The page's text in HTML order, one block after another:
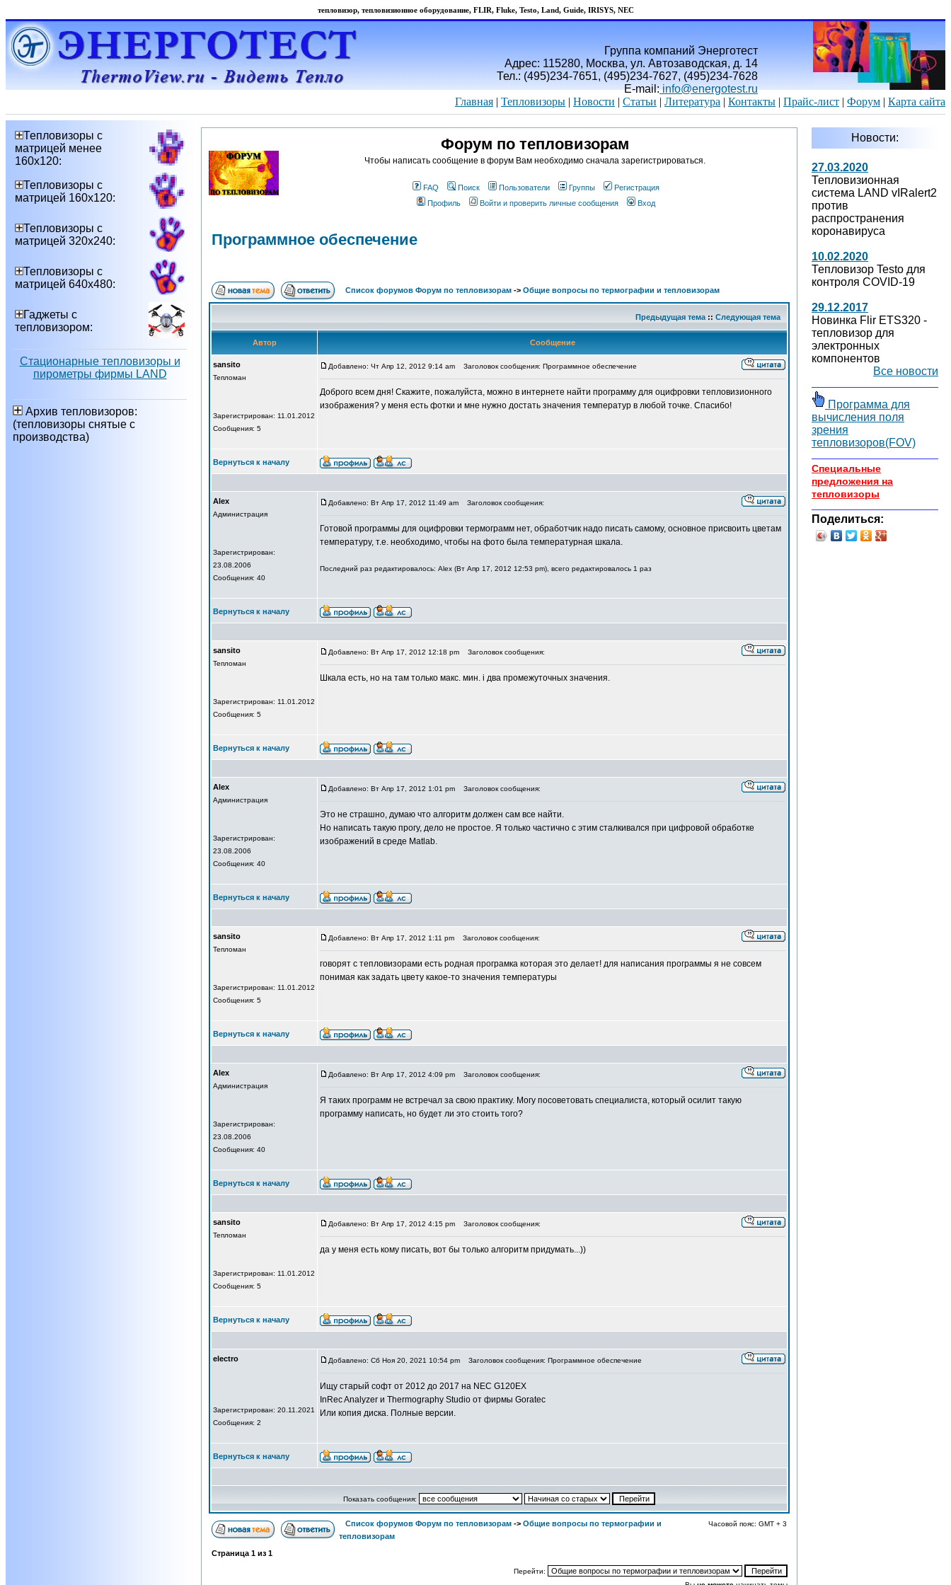
тепловизор, тепловизионное оборудование, FLIR, Fluke, Testo, Land, Guide, IRISYS, NEC
Группа компаний Энерготест
Адрес: 115280, Москва, ул. Автозаводская, д. 14
Тел.: (495)234-7651, (495)234-7627, (495)234-7628
E-mail:info@energotest.ru
Главная | Тепловизоры | Новости | Статьи | Литература | Контакты | Прайс-лист | Форум | Карта сайта
Тепловизоры с
матрицей менее
160х120:
Тепловизоры с
матрицей 160х120:
Тепловизоры с
матрицей 320х240:
Тепловизоры с
матрицей 640х480:
Гаджеты с
тепловизором:
Стационарные тепловизоры и
пирометры фирмы LAND
Архив тепловизоров:
(тепловизоры снятые с
производства)
Форум по тепловизорам
Чтобы написать сообщение в форум Вам необходимо сначала зарегистрироваться.
FAQ Поиск Пользователи Группы
Регистрация
Профиль
Войти и проверить личные сообщения Вход
Программное обеспечение
Список форумов Форум по тепловизорам -> Общие вопросы по термографии и тепловизорам
Предыдущая тема :: Следующая тема
Автор Сообщение
sansito
Тепломан
Зарегистрирован: 11.01.2012
Сообщения: 5
Добавлено: Чт Апр 12, 2012 9:14 am Заголовок сообщения: Программное обеспечение
Доброго всем дня! Скажите, пожалуйста, можно в интернете найти программу для оцифровки тепловизионного
изображения? у меня есть фотки и мне нужно достать значения температур в любой точке. Спасибо!
Вернуться к началу
Alex
Администрация
Зарегистрирован:
23.08.2006
Сообщения: 40
Добавлено: Вт Апр 17, 2012 11:49 am Заголовок сообщения:
Готовой программы для оцифровки термограмм нет, обработчик надо писать самому, основное присвоить цветам
температуру, т.е. необходимо, чтобы на фото была температурная шкала.
Последний раз редактировалось: Alex (Вт Апр 17, 2012 12:53 pm), всего редактировалось 1 раз
Вернуться к началу
sansito
Тепломан
Зарегистрирован: 11.01.2012
Сообщения: 5
Добавлено: Вт Апр 17, 2012 12:18 pm Заголовок сообщения:
Шкала есть, но на там только макс. мин. і два промежуточных значения.
Вернуться к началу
Alex
Администрация
Зарегистрирован:
23.08.2006
Сообщения: 40
Добавлено: Вт Апр 17, 2012 1:01 pm Заголовок сообщения:
Это не страшно, думаю что алгоритм должен сам все найти.
Но написать такую прогу, дело не простое. Я только частично с этим сталкивался при цифровой обработке
изображений в среде Matlab.
Вернуться к началу
sansito
Тепломан
Зарегистрирован: 11.01.2012
Сообщения: 5
Добавлено: Вт Апр 17, 2012 1:11 pm Заголовок сообщения:
говорят с тепловизорами есть родная програмка которая это делает! для написания программы я не совсем
понимая как задать цвету какое-то значения температуры
Вернуться к началу
Alex
Администрация
Зарегистрирован:
23.08.2006
Сообщения: 40
Добавлено: Вт Апр 17, 2012 4:09 pm Заголовок сообщения:
Я таких программ не встречал за свою практику. Могу посоветовать специалиста, который осилит такую
программу написать, но будет ли это стоить того?
Вернуться к началу
sansito
Тепломан
Зарегистрирован: 11.01.2012
Сообщения: 5
Добавлено: Вт Апр 17, 2012 4:15 pm Заголовок сообщения:
да у меня есть кому писать, вот бы только алгоритм придумать...))
Вернуться к началу
electro
Зарегистрирован: 20.11.2021
Сообщения: 2
Добавлено: Сб Ноя 20, 2021 10:54 pm Заголовок сообщения: Программное обеспечение
Ищу старый софт от 2012 до 2017 на NEC G120EX
InRec Analyzer и Thermography Studio от фирмы Goratec
Или копия диска. Полные версии.
Вернуться к началу
Показать сообщения:
Список форумов Форум по тепловизорам -> Общие вопросы по термографии и
тепловизорам
Часовой пояс: GMT + 3
Страница 1 из 1
Перейти:
Новости:
27.03.2020
Тепловизионная
система LAND vIRalert2
против
распространения
коронавируса
10.02.2020
Тепловизор Testo для
контроля COVID-19
29.12.2017
Новинка Flir ETS320 -
тепловизор для
электронных
компонентов
Все новости
Программа для
вычисления поля
зрения
тепловизоров(FOV)
Специальные
предложения на
тепловизоры
Поделиться: